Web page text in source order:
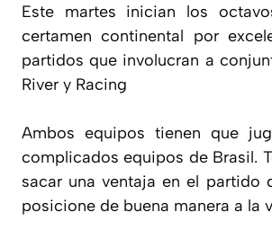
Este martes inician los
certamen continental por
partidos que involucran a
River y Racing
Ambos equipos tienen que
complicados equipos de Brasil.
sacar una ventaja en el partido
posicione de buena manera a la